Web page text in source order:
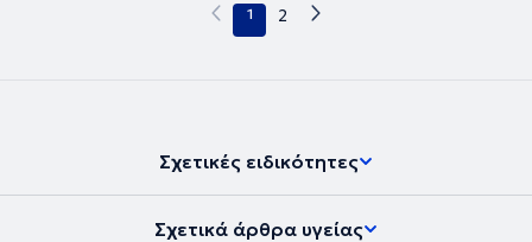
1 2
Σχετικές ειδικότητες
Σχετικά άρθρα υγείας